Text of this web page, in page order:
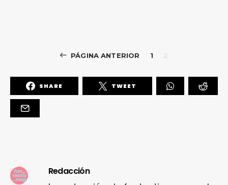
PÁGINA ANTERIOR 1 2
SHARE TWEET
Redacción